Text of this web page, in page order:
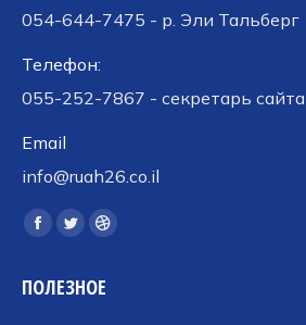
054-644-7475 - р. Эли Тальберг
Телефон:
055-252-7867 - секретарь сайта
Email
info@ruah26.co.il
Ищите нас:
Страница
открывается
Страница
открывается
Страница
открывается
ПОЛЕЗНОЕ